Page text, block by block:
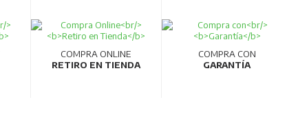
COMPRA ONLINE
RETIRO EN TIENDA
COMPRA CON
GARANTÍA